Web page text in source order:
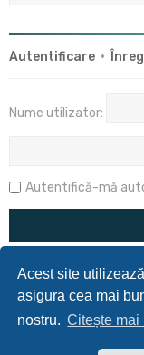
Acest site
asigura cea mai
nostru. Citește mai
Autentificare •
Nume utilizator:
Autentifică-mă
Prima